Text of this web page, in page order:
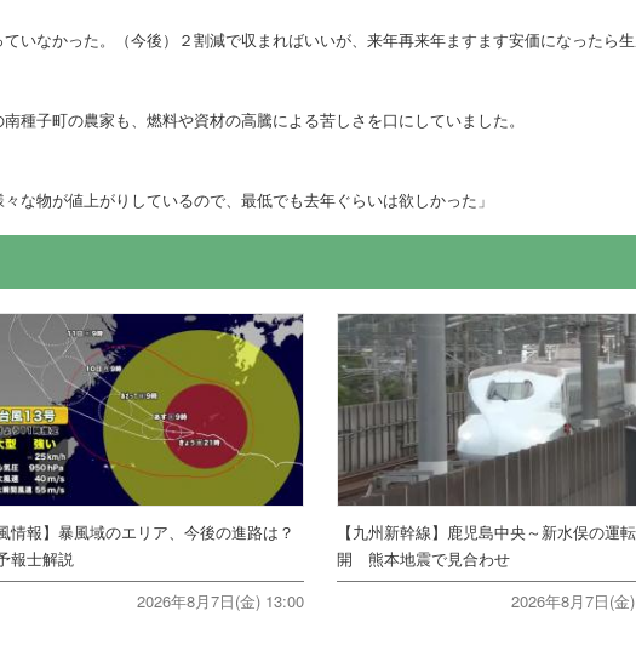
いなかった。（今後）２割減で収まればいいが、来年再来年ますます安価になったら
種子町の農家も、燃料や資材の高騰による苦しさを口にしていました。
な物が値上がりしているので、最低でも去年ぐらいは欲しかった」
情報】暴風域のエリア、今後の進路は？
報士解説
2026年8月7日(金) 13:00
【九州新幹線】鹿児島中央～新水俣の運
開 熊本地震で見合わせ
2026年8月7日(金